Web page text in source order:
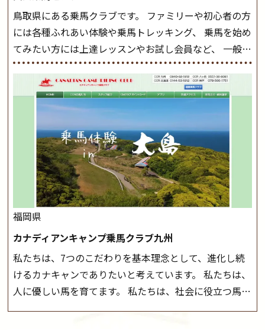
の扶助操作や誘導方法を身につけましょう。 注意事項
◆馬場使用状況により、使用する馬場はこちらで決定い
たしますのでご了承ください ◆基本は雨天決行です
が、落雷・強風等のより、安全上急遽中止させていただ
く場合がございます。 ◆三木ホースランドパークの協議
会や講習会等により、一部レッスンが中止になる場合が
ございます。 その際、ご予約いただいている皆様には事
前にご連絡いたします。MIKIホーストレックのツアー
はこちら
鳥取県にある乗馬クラブです。 ファミリーや初心者の方
には各種ふれあい体験や乗馬トレッキング、 乗馬を始め
てみたい方には上達レッスンやお試し会員など、 一般の
方に幅広くお楽しみいただける施設を目指しています。
また、お手軽（低価格）に会員になったり自分の馬を持
つことのできる乗馬クラブでもあり、 健康や趣味、スポ
ーツ競技として、老若男女様々な方が、日々乗馬をお楽
しみいただいています。 なお、ゴールデンウィークと夏
休み期間中は無休で営業していますので、ぜひご家族で
お越しください！大山乗馬センターの紹介記事はこち
福岡県
カナディアンキャンプ乗馬クラブ九州
私たちは、7つのこだわりを基本理念として、進化し続
けるカナキャンでありたいと考えています。 私たちは、
人に優しい馬を育てます。 私たちは、社会に役立つ馬を
生産します。 私たちは、馬や人々に癒しとなる環境を守